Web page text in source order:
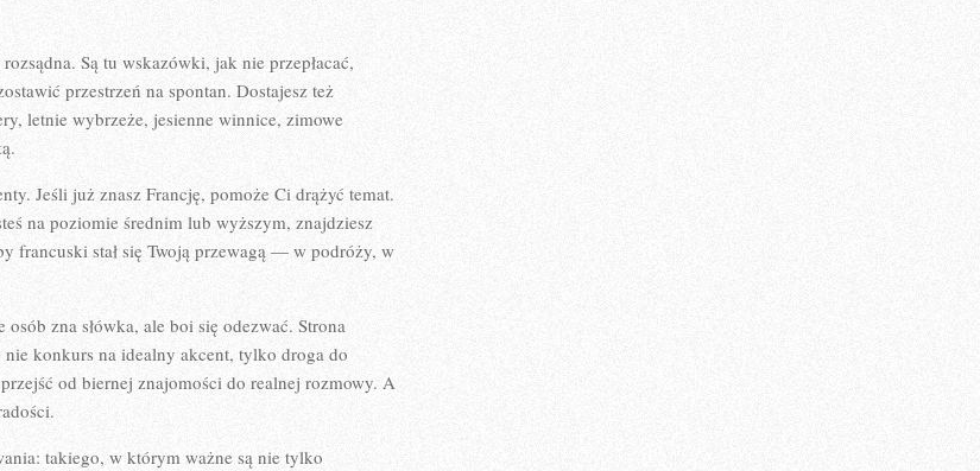
Są tu wskazówki, jak nie przepłacać,
przestrzeń na spontan. Dostajesz też
letnie wybrzeże, jesienne winnice, zimowe
Jeśli już znasz Francję, pomoże Ci drążyć temat.
na poziomie średnim lub wyższym, znajdziesz
francuski stał się Twoją przewagą — w podróży, w
zna słówka, ale boi się odezwać. Strona
konkurs na idealny akcent, tylko droga do
od biernej znajomości do realnej rozmowy. A
takiego, w którym ważne są nie tylko